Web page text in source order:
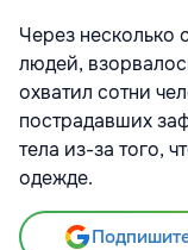
Через несколько
людей,
охватил сотни
пострадавших
тела из-за того,
одежде.